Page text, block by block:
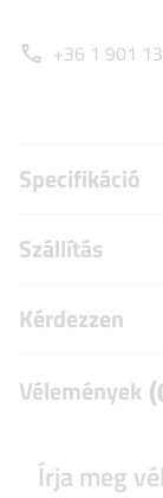
+36 1 901
Specifikáció
Szállítás
Kérdezzen
Vélemények
Írja meg